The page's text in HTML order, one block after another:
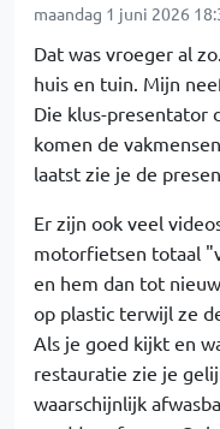
maandag 1 juni 2026
Dat was vroeger al
huis en tuin. Mijn
Die klus-presentator
komen de
laatst zie je de
Er zijn ook veel
motorfietsen totaal
en hem dan tot
op plastic terwijl ze
Als je goed kijkt en
restauratie zie je
waarschijnlijk